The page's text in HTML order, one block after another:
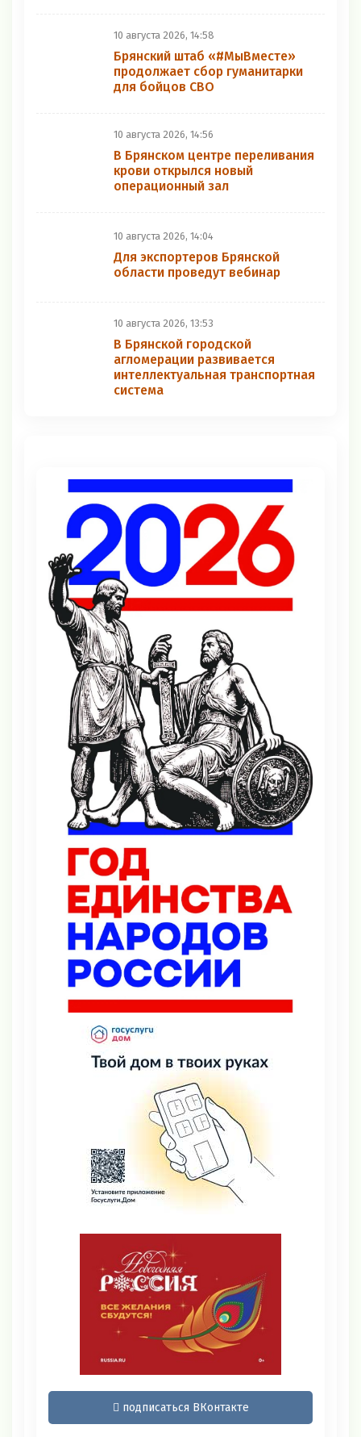
10 августа 2026, 14:58
Брянский штаб «#МыВместе»
продолжает сбор гуманитарки
для бойцов СВО
10 августа 2026, 14:56
В Брянском центре переливания
крови открылся новый
операционный зал
10 августа 2026, 14:04
Для экспортеров Брянской
области проведут вебинар
10 августа 2026, 13:53
В Брянской городской
агломерации развивается
интеллектуальная транспортная
система
подписаться ВКонтакте